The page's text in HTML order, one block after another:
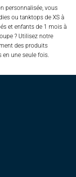
personnalisée, vous
ou tanktops de XS à
et enfants de 1 mois à
? Utilisez notre
des produits
une seule fois.